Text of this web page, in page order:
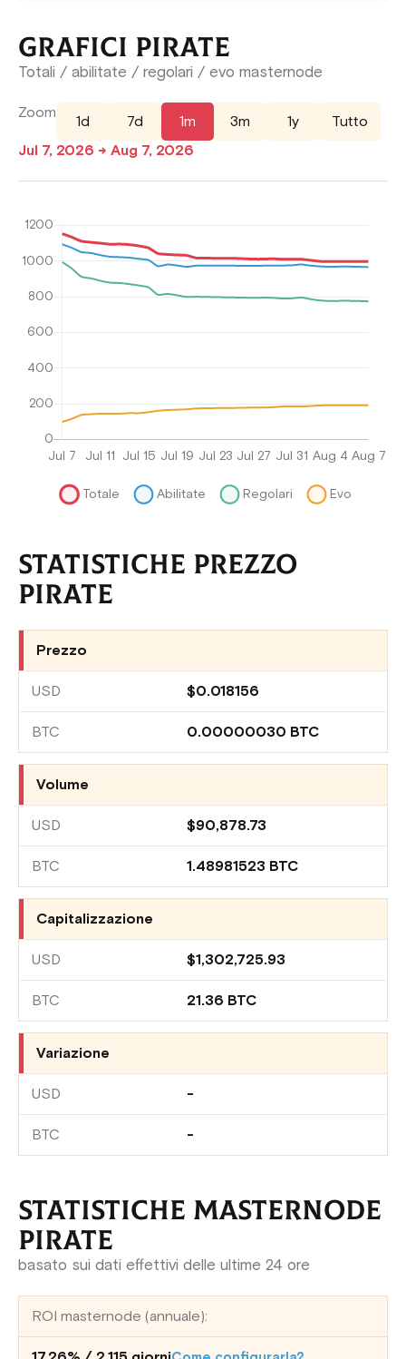
GRAFICI PIRATE
Totali / abilitate / regolari / evo masternode
Zoom
1d 7d 1m 3m 1y Tutto
Jul 7, 2026 → Aug 7, 2026
STATISTICHE PREZZO
PIRATE
Prezzo
$0.018156
0.00000030 BTC
Volume
$90,878.73
1.48981523 BTC
Capitalizzazione
$1,302,725.93
21.36 BTC
Variazione
-
-
STATISTICHE MASTERNODE
PIRATE
basato sui dati effettivi delle ultime 24 ore
ROI masternode (annuale):